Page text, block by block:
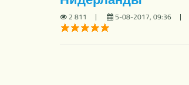
2 811 5-08-2017, 09:36